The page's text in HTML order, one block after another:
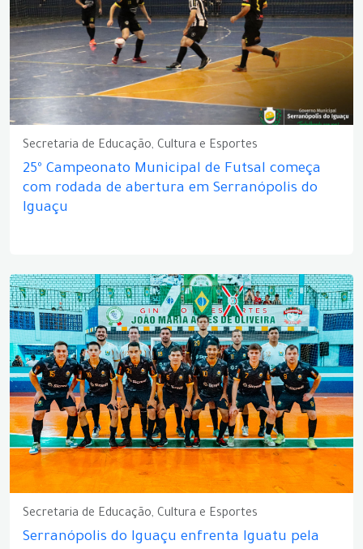
Secretaria de Educação, Cultura e Esportes
25º Campeonato Municipal de Futsal começa
com rodada de abertura em Serranópolis do
Iguaçu
Secretaria de Educação, Cultura e Esportes
Serranópolis do Iguaçu enfrenta Iguatu pela